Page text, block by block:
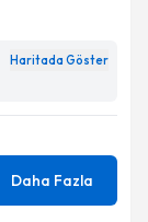
Haritada Göster
Daha Fazla